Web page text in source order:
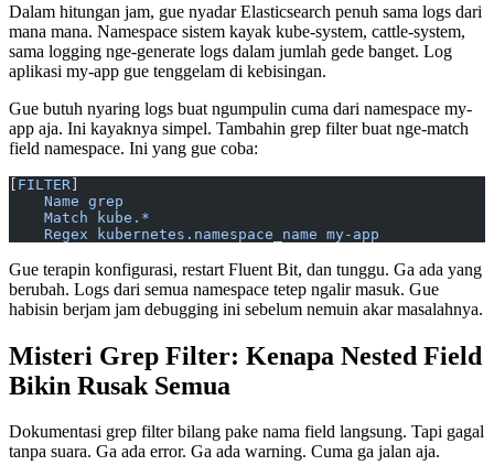
Dalam hitungan jam, gue nyadar Elasticsearch penuh sama logs dari
mana mana. Namespace sistem kayak kube-system, cattle-system,
sama logging nge-generate logs dalam jumlah gede banget. Log
aplikasi my-app gue tenggelam di kebisingan.
Gue butuh nyaring logs buat ngumpulin cuma dari namespace my-
app aja. Ini kayaknya simpel. Tambahin grep filter buat nge-match
field namespace. Ini yang gue coba:
[ FILTER ]
    Name grep
    Match kube.*
    Regex kubernetes.namespace_name my-app
Gue terapin konfigurasi, restart Fluent Bit, dan tunggu. Ga ada yang
berubah. Logs dari semua namespace tetep ngalir masuk. Gue
habisin berjam jam debugging ini sebelum nemuin akar masalahnya.
Misteri Grep Filter: Kenapa Nested Field
Bikin Rusak Semua
Dokumentasi grep filter bilang pake nama field langsung. Tapi gagal
tanpa suara. Ga ada error. Ga ada warning. Cuma ga jalan aja.